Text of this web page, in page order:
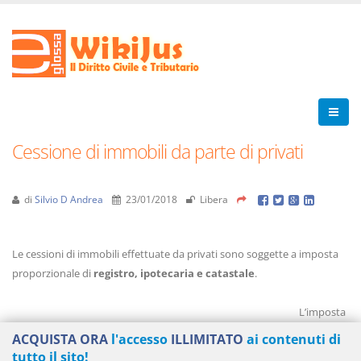
Cessione di immobili da parte di privati
di Silvio D Andrea 23/01/2018 Libera
Le cessioni di immobili effettuate da privati sono soggette a imposta
proporzionale di registro, ipotecaria e catastale.
L’imposta
ACQUISTA ORA l'accesso ILLIMITATO ai contenuti di
tutto il sito!